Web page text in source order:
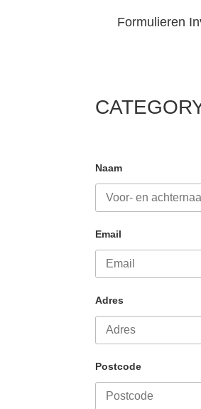
Formulieren
Naam
Email
Adres
Postcode